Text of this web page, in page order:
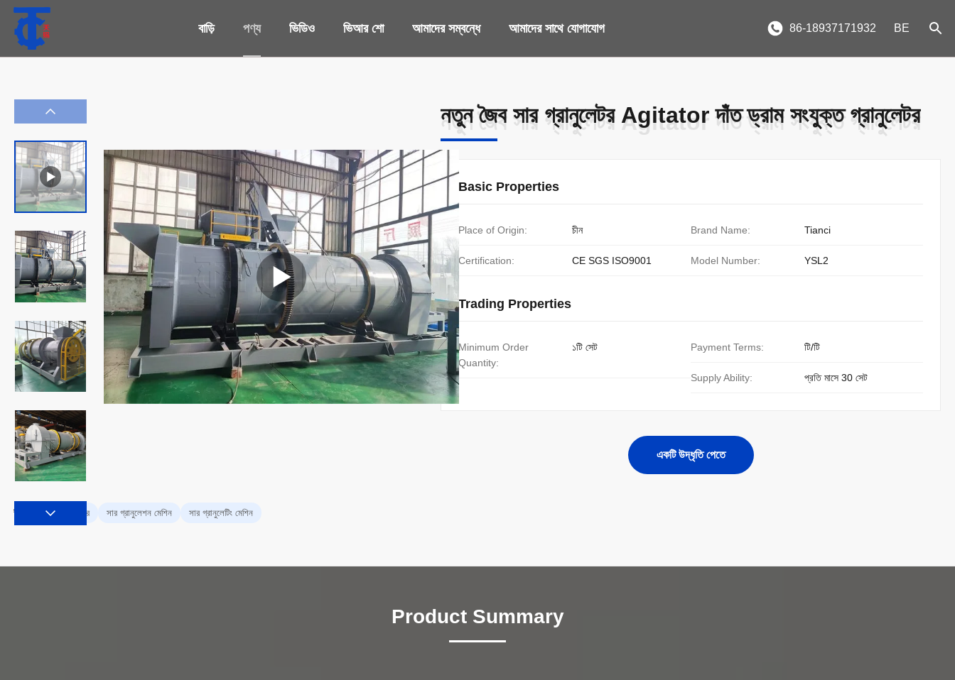
বাড়ি পণ্য ভিডিও ভিআর শো আমাদের সম্বন্ধে আমাদের সাথে যোগাযোগ 86-18937171932 BE
নতুন জৈব সার গ্রানুলেটর Agitator দাঁত ড্রাম সংযুক্ত গ্রানুলেটর
নতুন জৈব সার গ্রানুলেটর Agitator দাঁত ড্রাম সংযুক্ত গ্রানুলেটর
Basic Properties
Place of Origin: চীন Brand Name: Tianci
Certification: CE SGS ISO9001 Model Number: YSL2
Trading Properties
Minimum Order
Quantity:
১টি সেট Payment Terms: টি/টি
Supply Ability: প্রতি মাসে 30 সেট
একটি উদ্ধৃতি পেতে
সার গ্রানুলেটর সার গ্রানুলেশন মেশিন সার গ্রানুলেটিং মেশিন
Product Summary